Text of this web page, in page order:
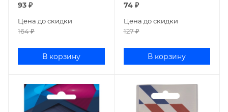
93 ₽
Цена до скидки
164₽
В корзину
74₽
Цена до скидки
127₽
В корзину